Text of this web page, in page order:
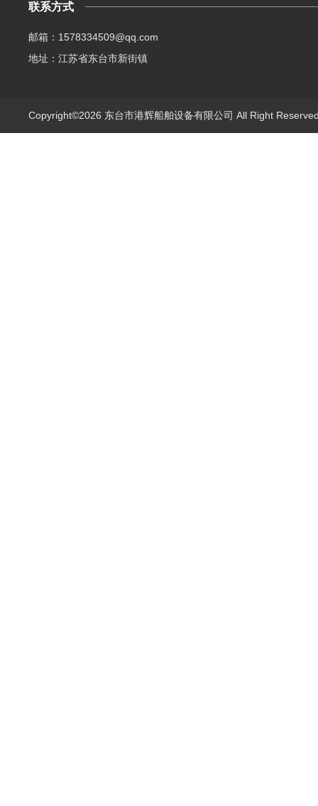
联系方式
邮箱：1578334509@qq.com
地址：江苏省东台市新街镇
Copyright©2026 东台市港辉船舶设备有限公司 All Right